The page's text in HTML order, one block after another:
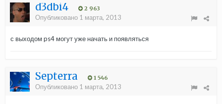
d3dbi4 2 963
Опубликовано 1 марта, 2013
с выходом ps4 могут уже начать и появляться
Septerra 1 546
Опубликовано 1 марта, 2013